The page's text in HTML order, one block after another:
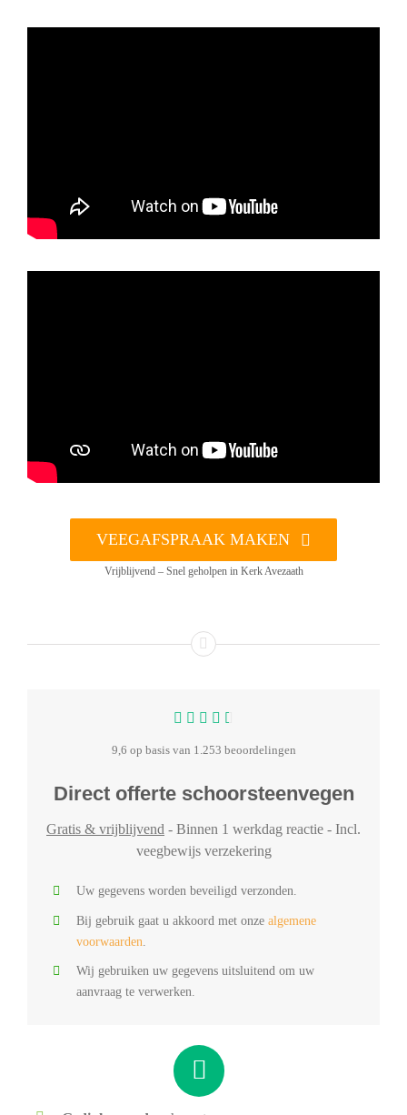
VEEGAFSPRAAK MAKEN
Vrijblijvend – Snel geholpen in Kerk Avezaath
9,6 op basis van 1.253 beoordelingen
Direct offerte schoorsteenvegen
Gratis & vrijblijvend - Binnen 1 werkdag reactie - Incl.
veegbewijs verzekering
Uw gegevens worden beveiligd verzonden.
Bij gebruik gaat u akkoord met onze algemene
voorwaarden
Wij gebruiken uw gegevens uitsluitend om uw
aanvraag te verwerken.